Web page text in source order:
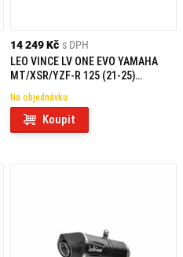
14 249 Kč s DPH
LEO VINCE LV ONE EVO YAMAHA
MT/XSR/YZF-R 125 (21-25)
Na objednávku
Koupit